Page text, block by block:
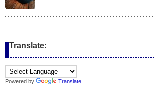
Translate:
Powered by Translate